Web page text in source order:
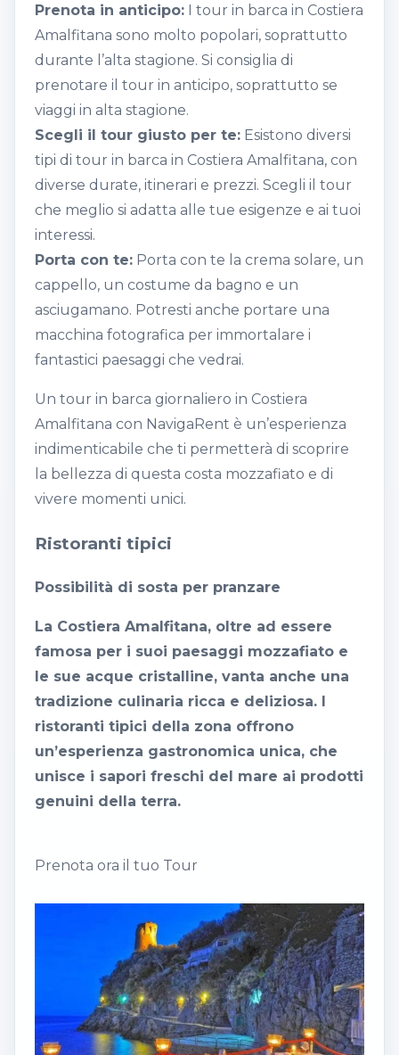
Prenota in anticipo: I tour in barca in Costiera
Amalfitana sono molto popolari, soprattutto
durante l’alta stagione. Si consiglia di
prenotare il tour in anticipo, soprattutto se
viaggi in alta stagione.
Scegli il tour giusto per te: Esistono diversi
tipi di tour in barca in Costiera Amalfitana, con
diverse durate, itinerari e prezzi. Scegli il tour
che meglio si adatta alle tue esigenze e ai tuoi
interessi.
Porta con te: Porta con te la crema solare, un
cappello, un costume da bagno e un
asciugamano. Potresti anche portare una
macchina fotografica per immortalare i
fantastici paesaggi che vedrai.
Un tour in barca giornaliero in Costiera
Amalfitana con NavigaRent è un’esperienza
indimenticabile che ti permetterà di scoprire
la bellezza di questa costa mozzafiato e di
vivere momenti unici.
Ristoranti tipici
Possibilità di sosta per pranzare
La Costiera Amalfitana, oltre ad essere
famosa per i suoi paesaggi mozzafiato e
le sue acque cristalline, vanta anche una
tradizione culinaria ricca e deliziosa. I
ristoranti tipici della zona offrono
un’esperienza gastronomica unica, che
unisce i sapori freschi del mare ai prodotti
genuini della terra.
Prenota ora il tuo Tour